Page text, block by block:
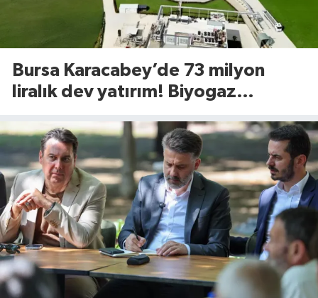
Bursa Karacabey’de 73 milyon
liralık dev yatırım! Biyogaz
yükseliyor